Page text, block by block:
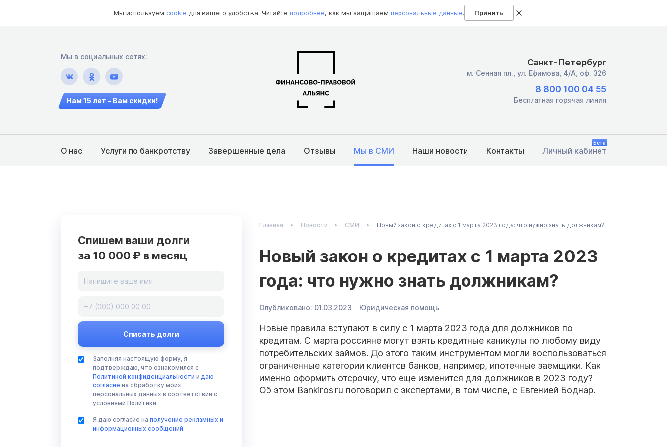
Мы используем cookie для вашего удобства. Читайте подробнее, как мы защищаем персональные данные. Принять
Мы в социальных сетях:
Нам 15 лет - Вам скидки!
Санкт-Петербург
м. Сенная пл., ул. Ефимова, 4/А, оф. 326
8 800 100 04 55
Бесплатная горячая линия
О нас Услуги по банкротству Завершенные дела Отзывы Мы в СМИ Наши новости Контакты Личный кабинет
Бета
Спишем ваши долги
за 10 000 ₽ в месяц
Заполняя настоящую форму, я
подтверждаю, что ознакомился с
Политикой конфиденциальности и даю
согласие на обработку моих
персональных данных в соответствии с
условиями Политики.
Я даю согласие на получение рекламных и
информационных сообщений.
Главная Новости СМИ Новый закон о кредитах с 1 марта 2023 года: что нужно знать должникам?
Новый закон о кредитах с 1 марта 2023
года: что нужно знать должникам?
Опубликовано: 01.03.2023 Юридическая помощь
Новые правила вступают в силу с 1 марта 2023 года для должников по
кредитам. С марта россияне могут взять кредитные каникулы по любому виду
потребительских займов. До этого таким инструментом могли воспользоваться
ограниченные категории клиентов банков, например, ипотечные заемщики. Как
именно оформить отсрочку, что еще изменится для должников в 2023 году?
Об этом Bankiros.ru поговорил с экспертами, в том числе, с Евгенией Боднар.